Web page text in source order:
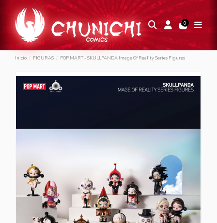
0
Inicio FIGURAS POP MART - SKULLPANDA Image Of Reality Series Figures